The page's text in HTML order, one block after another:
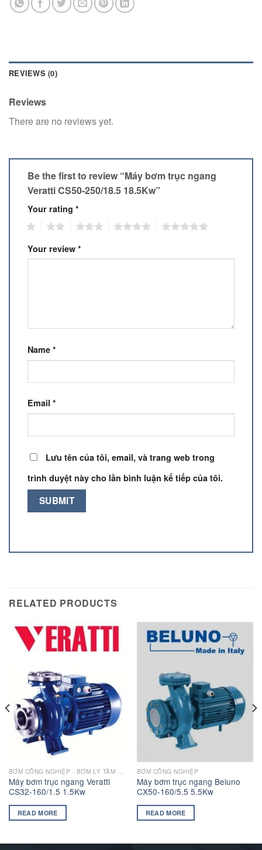
REVIEWS (0)
Reviews
There are no reviews yet.
Be the first to review “Máy bơm trục ngang
Veratti CS50-250/18.5 18.5Kw”
Your rating *
Your review *
Name *
Email *
Lưu tên của tôi, email, và trang web trong
trình duyệt này cho lần bình luận kế tiếp của tôi.
RELATED PRODUCTS
BƠM CÔNG NGHIỆP - BƠM LY TÂM TRỤC NGANG VERATTI GIÁ RẺ
Máy bơm trục ngang Veratti
CS32-160/1.5 1.5Kw
READ MORE
BƠM CÔNG NGHIỆP
Máy bơm trục ngang Beluno
CX50-160/5.5 5.5Kw
READ MORE